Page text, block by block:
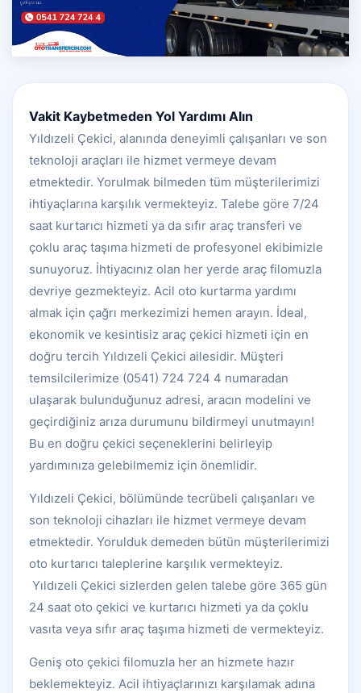
Vakit Kaybetmeden Yol Yardımı Alın
Yıldızeli Çekici, alanında deneyimli çalışanları ve son
teknoloji araçları ile hizmet vermeye devam
etmektedir. Yorulmak bilmeden tüm müşterilerimizi
ihtiyaçlarına karşılık vermekteyiz. Talebe göre 7/24
saat kurtarıcı hizmeti ya da sıfır araç transferi ve
çoklu araç taşıma hizmeti de profesyonel ekibimizle
sunuyoruz. İhtiyacınız olan her yerde araç filomuzla
devriye gezmekteyiz. Acil oto kurtarma yardımı
almak için çağrı merkezimizi hemen arayın. İdeal,
ekonomik ve kesintisiz araç çekici hizmeti için en
doğru tercih Yıldızeli Çekici ailesidir. Müşteri
temsilcilerimize (0541) 724 724 4 numaradan
ulaşarak bulunduğunuz adresi, aracın modelini ve
geçirdiğiniz arıza durumunu bildirmeyi unutmayın!
Bu en doğru çekici seçeneklerini belirleyip
yardımınıza gelebilmemiz için önemlidir.
Yıldızeli Çekici, bölümünde tecrübeli çalışanları ve
son teknoloji cihazları ile hizmet vermeye devam
etmektedir. Yorulduk demeden bütün müşterilerimizi
oto kurtarıcı taleplerine karşılık vermekteyiz.
Yıldızeli Çekici sizlerden gelen talebe göre 365 gün
24 saat oto çekici ve kurtarıcı hizmeti ya da çoklu
vasıta veya sıfır araç taşıma hizmeti de vermekteyiz.
Geniş oto çekici filomuzla her an hizmete hazır
beklemekteyiz. Acil ihtiyaçlarınızı karşılamak adına